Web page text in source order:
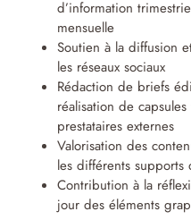
d’information
mensuelle
Soutien à la diffusion
les réseaux sociaux
Rédaction de briefs
réalisation de
prestataires externes
Valorisation des
les différents supports
Contribution à la
jour des éléments